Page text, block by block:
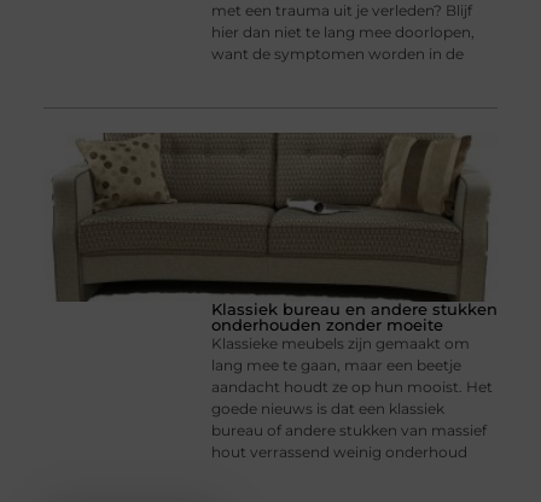
met een trauma uit je verleden? Blijf
hier dan niet te lang mee doorlopen,
want de symptomen worden in de
Klassiek bureau en andere stukken
onderhouden zonder moeite
Klassieke meubels zijn gemaakt om
lang mee te gaan, maar een beetje
aandacht houdt ze op hun mooist. Het
goede nieuws is dat een klassiek
bureau of andere stukken van massief
hout verrassend weinig onderhoud